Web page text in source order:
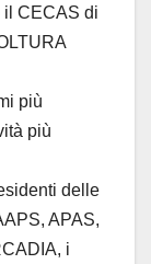
il CECAS di
più
più
delle
APAS,
i